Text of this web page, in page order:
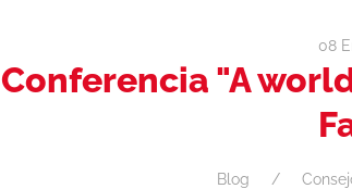
08
Conferencia "A
Blog